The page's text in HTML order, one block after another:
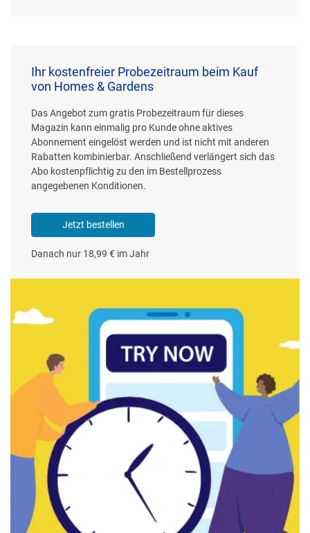
Ihr kostenfreier Probezeitraum beim Kauf
von Homes & Gardens
Das Angebot zum gratis Probezeitraum für dieses
Magazin kann einmalig pro Kunde ohne aktives
Abonnement eingelöst werden und ist nicht mit anderen
Rabatten kombinierbar. Anschließend verlängert sich das
Abo kostenpflichtig zu den im Bestellprozess
angegebenen Konditionen.
Jetzt bestellen
Danach nur 18,99 € im Jahr